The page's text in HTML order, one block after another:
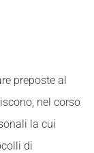
preposte al
nel corso
la cui
di